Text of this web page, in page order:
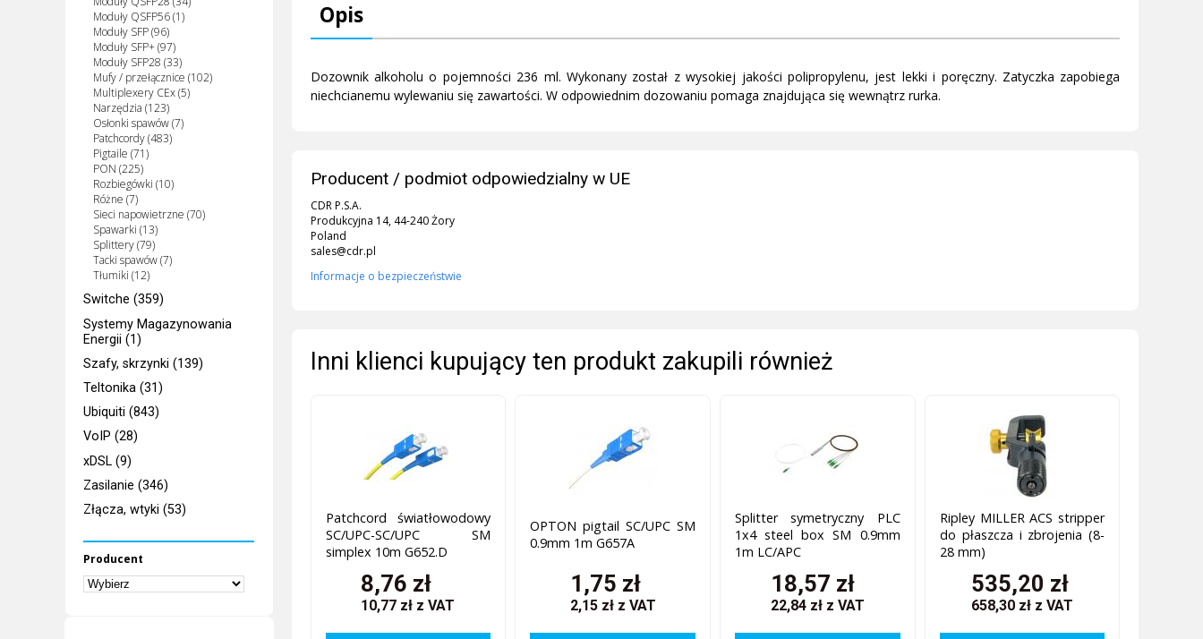
Moduły QSFP56 (1)
Moduły SFP (96)
Moduły SFP+ (97)
Moduły SFP28 (33)
Mufy / przełącznice (102)
Multiplexery CEx (5)
Narzędzia (123)
Osłonki spawów (7)
Patchcordy (483)
Pigtaile (71)
PON (225)
Rozbiegówki (10)
Różne (7)
Sieci napowietrzne (70)
Spawarki (13)
Splittery (79)
Tacki spawów (7)
Tłumiki (12)
Switche (359)
Systemy Magazynowania
Energii (1)
Szafy, skrzynki (139)
Teltonika (31)
Ubiquiti (843)
VoIP (28)
xDSL (9)
Zasilanie (346)
Złącza, wtyki (53)
Producent
Opis
Dozownik alkoholu o pojemności 236 ml. Wykonany został z wysokiej jakości polipropylenu, jest lekki i poręczny. Zatyczka zapobiega
niechcianemu wylewaniu się zawartości. W odpowiednim dozowaniu pomaga znajdująca się wewnątrz rurka.
Producent / podmiot odpowiedzialny w UE
CDR P.S.A.
Produkcyjna 14, 44-240 Żory
Poland
sales@cdr.pl
Informacje o bezpieczeństwie
Inni klienci kupujący ten produkt zakupili również
Patchcord światłowodowy
SC/UPC-SC/UPC SM
simplex 10m G652.D
8,76 zł
10,77 zł z VAT
OPTON pigtail SC/UPC SM
0.9mm 1m G657A
1,75 zł
2,15 zł z VAT
Splitter symetryczny PLC
1x4 steel box SM 0.9mm
1m LC/APC
18,57 zł
22,84 zł z VAT
Ripley MILLER ACS stripper
do płaszcza i zbrojenia (8-
28 mm)
535,20 zł
658,30 zł z VAT